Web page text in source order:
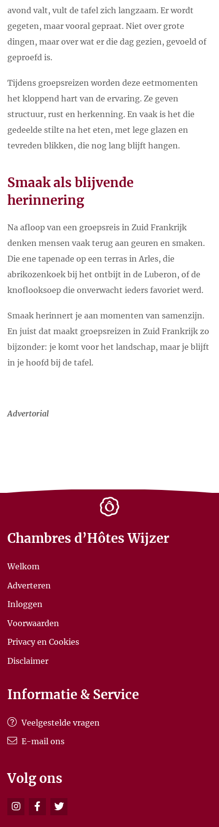
avond valt, vult de tafel zich langzaam. Er wordt
gegeten, maar vooral gepraat. Niet over grote
dingen, maar over wat er die dag gezien, gevoeld of
geproefd is.
Tijdens groepsreizen worden deze eetmomenten
het kloppend hart van de ervaring. Ze geven
structuur, rust en herkenning. En vaak is het die
gedeelde stilte na het eten, met lege glazen en
tevreden blikken, die nog lang blijft hangen.
Smaak als blijvende
herinnering
Na afloop van een groepsreis in Zuid Frankrijk
denken mensen vaak terug aan geuren en smaken.
Die ene tapenade op een terras in Arles, die
abrikozenkoek bij het ontbijt in de Luberon, of de
knoflooksoep die onverwacht ieders favoriet werd.
Smaak herinnert je aan momenten van samenzijn.
En juist dat maakt groepsreizen in Zuid Frankrijk zo
bijzonder: je komt voor het landschap, maar je blijft
in je hoofd bij de tafel.
Advertorial
Chambres d’Hôtes Wijzer
Welkom
Adverteren
Inloggen
Voorwaarden
Privacy en Cookies
Disclaimer
Informatie & Service
Veelgestelde vragen
E-mail ons
Volg ons